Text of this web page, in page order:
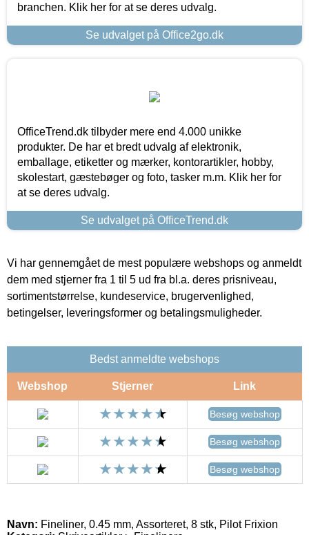
branchen. Klik her for at se deres udvalg.
Se udvalget på Office2go.dk
OfficeTrend.dk tilbyder mere end 4.000 unikke
produkter. De har et bredt udvalg af elektronik,
emballage, etiketter og mærker, kontorartikler, hobby,
skolestart, gæstebøger og foto, tasker m.m. Klik her for
at se deres udvalg.
Se udvalget på OfficeTrend.dk
Vi har gennemgået de mest populære webshops og anmeldt
dem med stjerner fra 1 til 5 ud fra bl.a. deres prisniveau,
sortimentstørrelse, kundeservice, brugervenlighed,
betingelser, leveringsformer og betalingsmuligheder.
Bedst anmeldte webshops
Webshop Stjerner Link
Besøg webshop
Besøg webshop
Besøg webshop
Navn: Fineliner, 0.45 mm, Assorteret, 8 stk, Pilot Frixion